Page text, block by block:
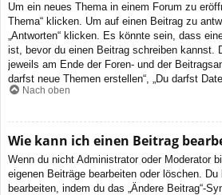
Um ein neues Thema in einem Forum zu
Thema“ klicken. Um auf einen Beitrag zu
„Antworten“ klicken. Es könnte sein, dass
ist, bevor du einen Beitrag schreiben kannst.
jeweils am Ende der Foren- und der
darfst neue Themen erstellen“, „Du darfst
Nach oben
Wie kann ich einen Beitrag
Wenn du nicht Administrator oder Moderator
eigenen Beiträge bearbeiten oder löschen.
bearbeiten, indem du das „Ändere Beitrag“-